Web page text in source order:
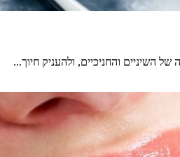
והחניכיים, ולהעניק חיוך...